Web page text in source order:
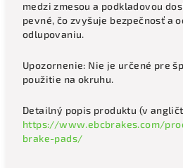
medzi zmesou a podkladovou
pevné, čo zvyšuje bezpečnosť a
odlupovaniu.
Upozornenie: Nie je určené pre
použitie na okruhu.
Detailný popis produktu (v
https://www.ebcbrakes.com/
brake-pads/